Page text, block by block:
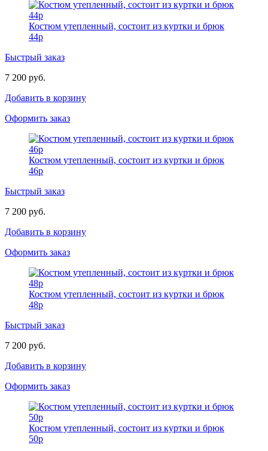
Костюм утепленный, состоит из куртки и брюк
44р
Быстрый заказ
7 200 руб.
Добавить в корзину
Оформить заказ
Костюм утепленный, состоит из куртки и брюк
46р
Быстрый заказ
7 200 руб.
Добавить в корзину
Оформить заказ
Костюм утепленный, состоит из куртки и брюк
48р
Быстрый заказ
7 200 руб.
Добавить в корзину
Оформить заказ
Костюм утепленный, состоит из куртки и брюк
50р